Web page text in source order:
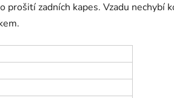
zadních kapes. Vzadu nechybí